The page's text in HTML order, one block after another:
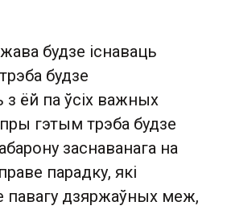
будзе існаваць
будзе
з ёй па ўсіх важных
гэтым трэба будзе
заснаванага на
парадку, які
павагу дзяржаўных меж,